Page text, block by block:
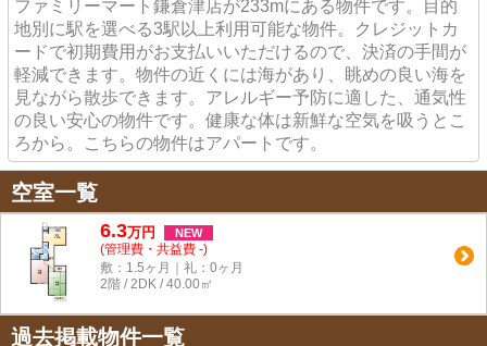
ファミリーマート鎌倉津店が233mにある物件です。目的
地別に駅を選べる3駅以上利用可能な物件。クレジットカ
ードで初期費用がお支払いいただけるので、決済の手間が
軽減できます。物件の近くには海があり、眺めの良い海を
見ながら散歩できます。アレルギー予防に適した、通気性
の良い安心の物件です。健康な体は新鮮な空気を吸うとこ
ろから。こちらの物件はアパートです。
空室一覧
6.3万円 NEW
(管理費・共益費 -)
敷：1.5ヶ月｜礼：0ヶ月
2階 / 2DK / 40.00㎡
過去掲載物件一覧